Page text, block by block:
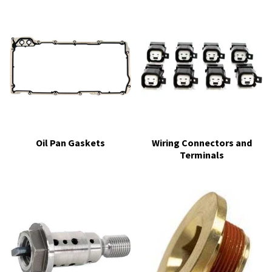
Oil Pan Gaskets
Wiring Connectors and
Terminals